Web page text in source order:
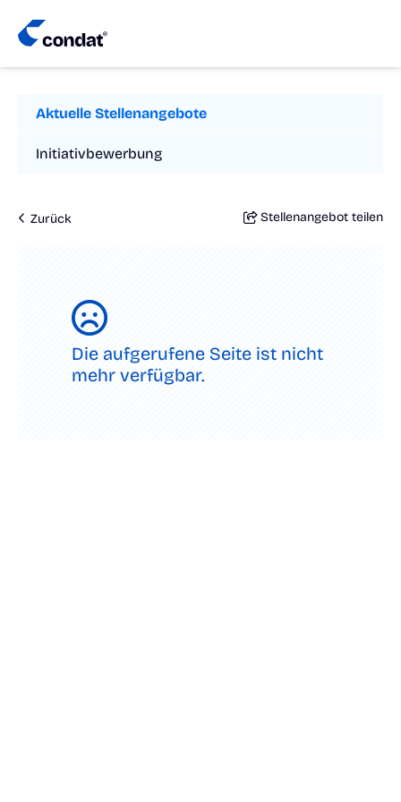
Aktuelle Stellenangebote
Initiativbewerbung
Zurück Stellenangebot teilen
Die aufgerufene Seite ist nicht
mehr verfügbar.